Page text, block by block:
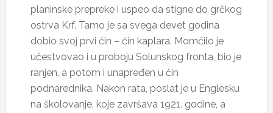
planinske prepreke i uspeo da stigne do grčkog
ostrva Krf. Tamo je sa svega devet godina
dobio svoj prvi čin – čin kaplara. Momčilo je
učestvovao i u proboju Solunskog fronta, bio je
ranjen, a potom i unapređen u čin
podnarednika. Nakon rata, poslat je u Englesku
na školovanje, koje završava 1921. godine, a